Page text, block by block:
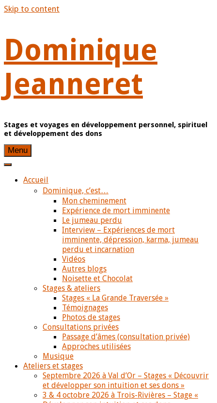
Skip to content
Dominique
Jeanneret
Stages et voyages en développement personnel, spirituel
et développement des dons
Menu
Accueil
Dominique, c’est…
Mon cheminement
Expérience de mort imminente
Le jumeau perdu
Interview – Expériences de mort
imminente, dépression, karma, jumeau
perdu et incarnation
Vidéos
Autres blogs
Noisette et Chocolat
Stages & ateliers
Stages « La Grande Traversée »
Témoignages
Photos de stages
Consultations privées
Passage d’âmes (consultation privée)
Approches utilisées
Musique
Ateliers et stages
Septembre 2026 à Val d’Or – Stages « Découvrir
et développer son intuition et ses dons »
3 & 4 octobre 2026 à Trois-Rivières – Stage «